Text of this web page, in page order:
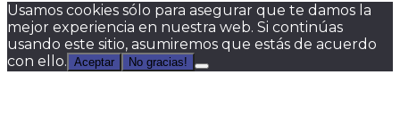
Usamos cookies sólo para asegurar que te damos la
mejor experiencia en nuestra web. Si continúas
usando este sitio, asumiremos que estás de acuerdo
con ello. Aceptar No gracias!